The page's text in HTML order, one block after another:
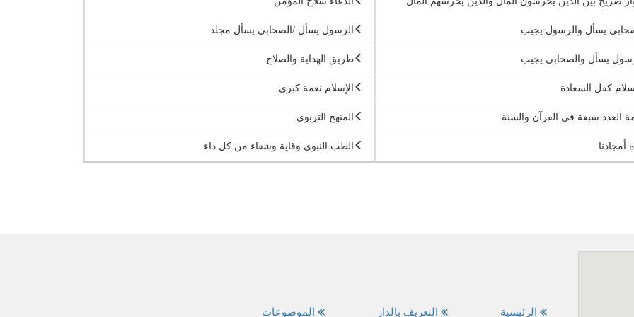
يسأل والرسول يجيب الرسول يسأل /الصحابي يسأل مجلد
يسأل والصحابي يجيب طريق الهداية والصلاح
كفل السعادة الإسلام نعمة كبرى
العدد سبعة في القرآن والسنة المنهج التربوي
أمجادنا الطب النبوي وقاية وشفاء من كل داء
الموضوعات التعريف بالدار الرئيسية